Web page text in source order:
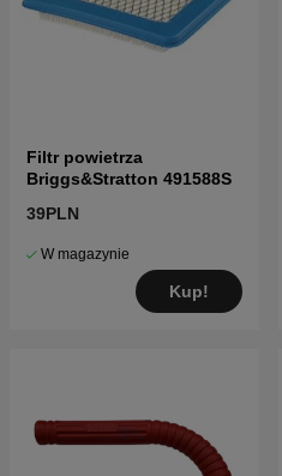
Filtr powietrza
Briggs&Stratton 491588S
39PLN
W magazynie
Kup!